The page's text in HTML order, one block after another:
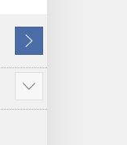
Següent
Mostra'n
més